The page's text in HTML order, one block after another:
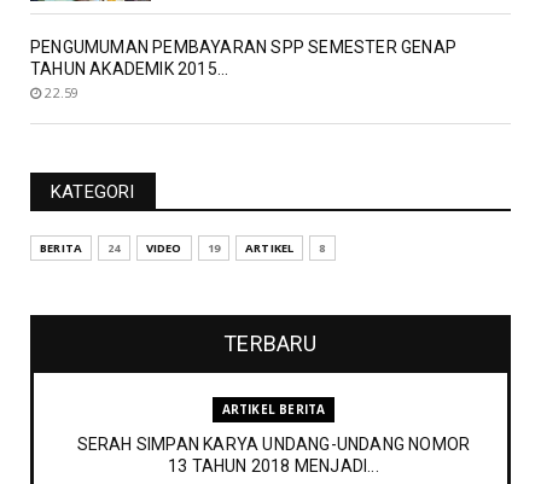
PENGUMUMAN PEMBAYARAN SPP SEMESTER GENAP
TAHUN AKADEMIK 2015...
22.59
KATEGORI
BERITA 24 VIDEO 19 ARTIKEL 8
TERBARU
ARTIKEL BERITA
SERAH SIMPAN KARYA UNDANG-UNDANG NOMOR
13 TAHUN 2018 MENJADI...